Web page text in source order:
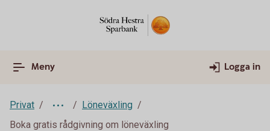
Meny Logga in
Privat
Löneväxling
Boka gratis rådgivning om löneväxling